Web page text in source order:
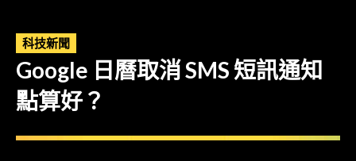
科技新聞
Google 日曆取消 SMS 短訊通知
點算好？